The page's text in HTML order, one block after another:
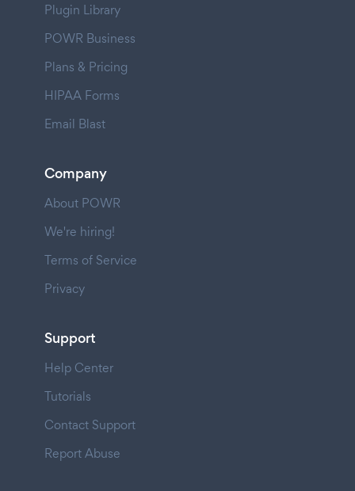
Plugin Library
POWR Business
Plans & Pricing
HIPAA Forms
Email Blast
Company
About POWR
We're hiring!
Terms of Service
Privacy
Support
Help Center
Tutorials
Contact Support
Report Abuse